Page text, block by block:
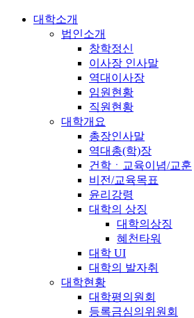
대학소개
법인소개
창학정신
이사장 인사말
역대이사장
임원현황
직원현황
대학개요
총장인사말
역대총(학)장
건학ㆍ교육이념/교훈
비전/교육목표
윤리강령
대학의 상징
대학의상징
혜천타워
대학 UI
대학의 발자취
대학현황
대학평의원회
등록금심의위원회